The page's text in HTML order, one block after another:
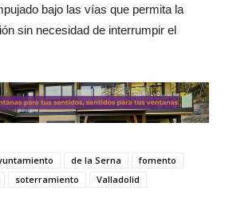
bajo las vías que permita la
sin necesidad de interrumpir el
de la Serna
fomento
soterramiento Valladolid